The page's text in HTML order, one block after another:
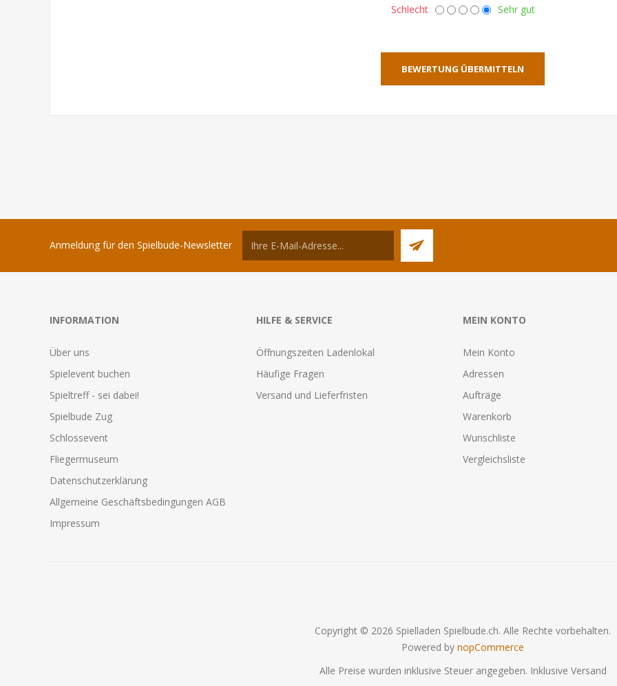
Schlecht Sehr gut
BEWERTUNG ÜBERMITTELN
Anmeldung für den Spielbude-Newsletter
INFORMATION
Über uns
Spielevent buchen
Spieltreff - sei dabei!
Spielbude Zug
Schlossevent
Fliegermuseum
Datenschutzerklärung
Allgemeine Geschäftsbedingungen AGB
Impressum
HILFE & SERVICE
Öffnungszeiten Ladenlokal
Häufige Fragen
Versand und Lieferfristen
MEIN KONTO
Mein Konto
Adressen
Aufträge
Warenkorb
Wunschliste
Vergleichsliste
Copyright © 2026 Spielladen Spielbude.ch. Alle Rechte vorbehalten.
Powered by nopCommerce
Alle Preise wurden inklusive Steuer angegeben. Inklusive Versand